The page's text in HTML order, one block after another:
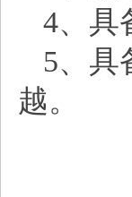
4、具
5、具
越。